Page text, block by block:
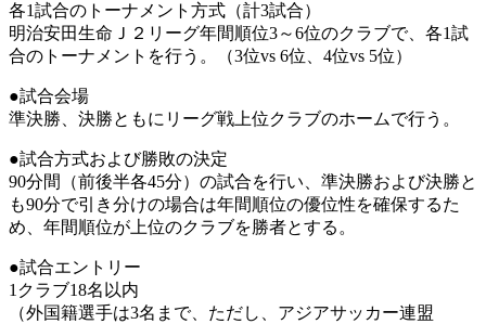
各1試合のトーナメント方式（計3試合）
明治安田生命Ｊ２リーグ年間順位3～6位のクラブで、各1試
合のトーナメントを行う。（3位vs 6位、4位vs 5位）
●試合会場
準決勝、決勝ともにリーグ戦上位クラブのホームで行う。
●試合方式および勝敗の決定
90分間（前後半各45分）の試合を行い、準決勝および決勝と
も90分で引き分けの場合は年間順位の優位性を確保するた
め、年間順位が上位のクラブを勝者とする。
●試合エントリー
1クラブ18名以内
（外国籍選手は3名まで、ただし、アジアサッカー連盟